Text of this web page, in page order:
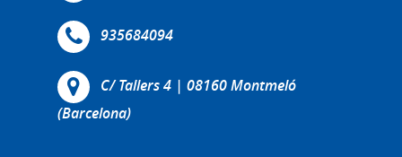
935684094
C/ Tallers 4 | 08160 Montmeló
(Barcelona)